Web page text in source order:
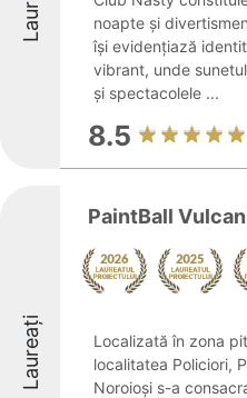
noapte și
își evidențiază
vibrant, unde
și spectacolele ...
8.5
Laureați
PaintBall
Localizată în zona
localitatea Policiori,
Noroioși s-a